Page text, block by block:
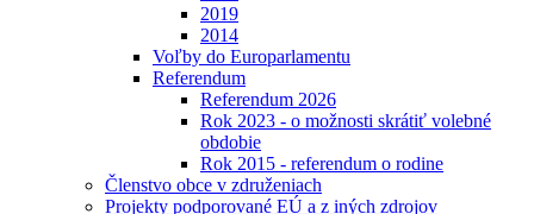
2019
2014
Voľby do Europarlamentu
Referendum
Referendum 2026
Rok 2023 - o možnosti skrátiť volebné
obdobie
Rok 2015 - referendum o rodine
Členstvo obce v združeniach
Projekty podporované EÚ a z iných zdrojov